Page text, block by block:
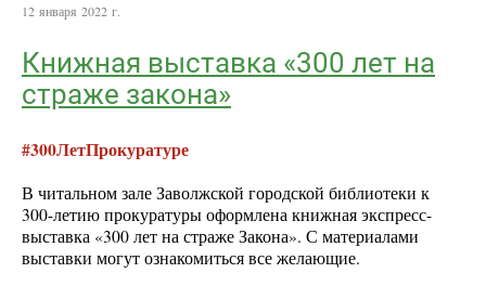
12 января 2022 г.
Книжная выставка «300 лет на
страже закона»
#300ЛетПрокуратуре
В читальном зале Заволжской городской библиотеки к
300-летию прокуратуры оформлена книжная экспресс-
выставка «300 лет на страже Закона». С материалами
выставки могут ознакомиться все желающие.